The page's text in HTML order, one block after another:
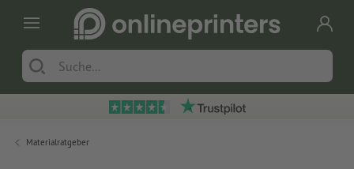
Materialratgeber